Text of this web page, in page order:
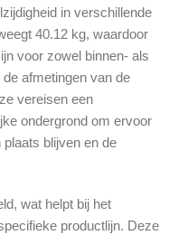
in verschillende
40.12 kg, waardoor
voor zowel binnen- als
afmetingen van de
vereisen een
ondergrond om ervoor
blijven en de
wat helpt bij het
productlijn. Deze